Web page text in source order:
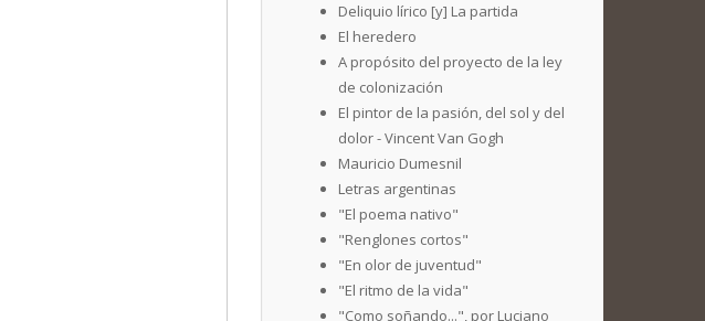
Deliquio lírico [y] La partida
El heredero
A propósito del proyecto de la ley
de colonización
El pintor de la pasión, del sol y del
dolor - Vincent Van Gogh
Mauricio Dumesnil
Letras argentinas
"El poema nativo"
"Renglones cortos"
"En olor de juventud"
"El ritmo de la vida"
"Como soñando...", por Luciano